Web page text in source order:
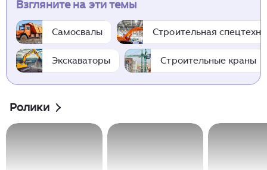
Взгляните на эти темы
Самосвалы Строительная
Экскаваторы Строительные краны
Ролики